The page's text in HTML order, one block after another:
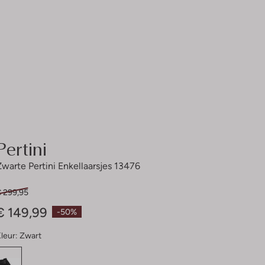
Pertini Enkellaarsjes 13476
-50%
299,95
149,99
Zwart